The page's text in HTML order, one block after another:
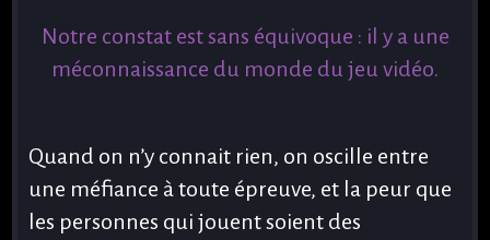
Notre constat est sans équivoque : il y a une
méconnaissance du monde du jeu vidéo.
Quand on n’y connait rien, on oscille entre
une méfiance à toute épreuve, et la peur que
les personnes qui jouent soient des